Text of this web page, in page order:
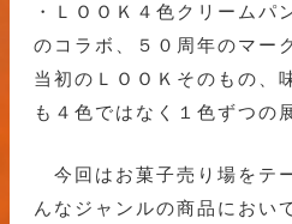
・ＬＯＯＫ４色クリームパ
のコラボ、５０周年のマー
当初のＬＯＯＫそのもの、
も４色ではなく１色ずつの
今回はお菓子売り場をテ
んなジャンルの商品におい